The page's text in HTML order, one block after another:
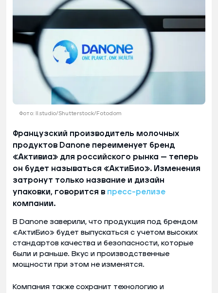
Фото: II.studio/Shutterstock/Fotodom
Французский производитель молочных
продуктов Danone переименует бренд
«Активиа» для российского рынка — теперь
он будет называться «АктиБио». Изменения
затронут только название и дизайн
упаковки, говорится в пресс-релизе
компании.
В Danone заверили, что продукция под брендом
«АктиБио» будет выпускаться с учетом высоких
стандартов качества и безопасности, которые
были и раньше. Вкус и производственные
мощности при этом не изменятся.
Компания также сохранит технологию и